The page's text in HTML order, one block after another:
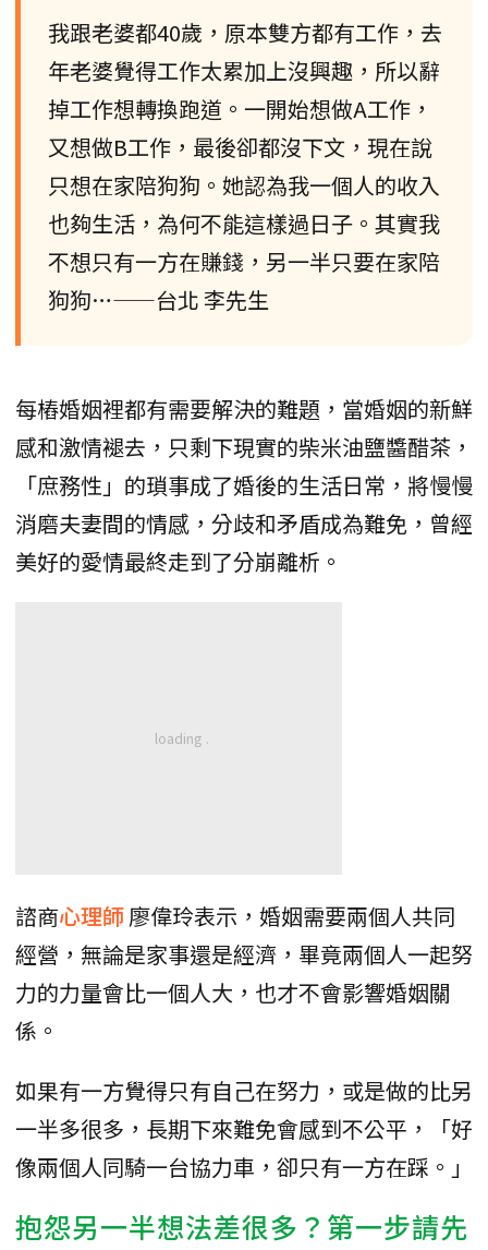
我跟老婆都40歲，原本雙方都有工作，去
年老婆覺得工作太累加上沒興趣，所以辭
掉工作想轉換跑道。一開始想做A工作，
又想做B工作，最後卻都沒下文，現在說
只想在家陪狗狗。她認為我一個人的收入
也夠生活，為何不能這樣過日子。其實我
不想只有一方在賺錢，另一半只要在家陪
狗狗…——台北 李先生
每樁婚姻裡都有需要解決的難題，當婚姻的新鮮
感和激情褪去，只剩下現實的柴米油鹽醬醋茶，
「庶務性」的瑣事成了婚後的生活日常，將慢慢
消磨夫妻間的情感，分歧和矛盾成為難免，曾經
美好的愛情最終走到了分崩離析。
諮商心理師廖偉玲表示，婚姻需要兩個人共同
經營，無論是家事還是經濟，畢竟兩個人一起努
力的力量會比一個人大，也才不會影響婚姻關
係。
如果有一方覺得只有自己在努力，或是做的比另
一半多很多，長期下來難免會感到不公平，「好
像兩個人同騎一台協力車，卻只有一方在踩。」
抱怨另一半想法差很多？第一步請先